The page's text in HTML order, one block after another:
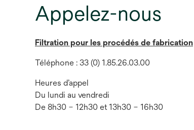
Appelez-nous
Filtration pour les procédés de fabrication
Téléphone : 33 (0) 1.85.26.03.00
Heures d’appel
Du lundi au vendredi
De 8h30 – 12h30 et 13h30 – 16h30